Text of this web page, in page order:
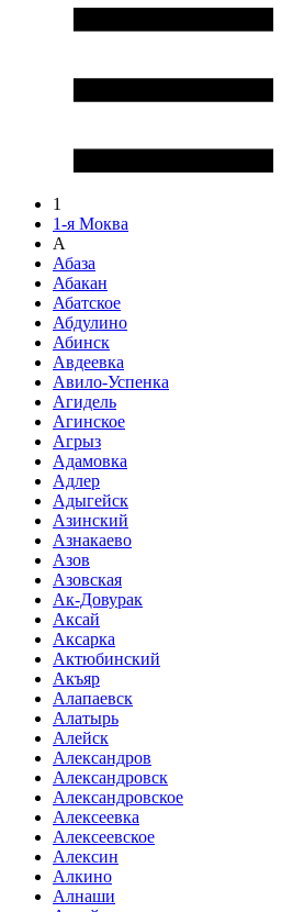
1
1-я Моква
А
Абаза
Абакан
Абатское
Абдулино
Абинск
Авдеевка
Авило-Успенка
Агидель
Агинское
Агрыз
Адамовка
Адлер
Адыгейск
Азинский
Азнакаево
Азов
Азовская
Ак-Довурак
Аксай
Аксарка
Актюбинский
Акъяр
Алапаевск
Алатырь
Алейск
Александров
Александровск
Александровское
Алексеевка
Алексеевское
Алексин
Алкино
Алнаши